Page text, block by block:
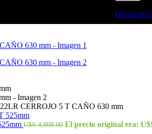
Olvide mi
CERROJO 5 T CAÑO 630 mm
U$S4,808.00 El precio original era: